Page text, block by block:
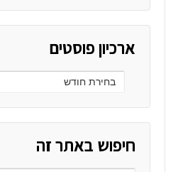
ארכיון פוסטים
חיפוש באתר זה